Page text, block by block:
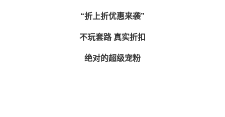
“折上折优惠来袭”
不玩套路 真实折扣
绝对的超级宠粉